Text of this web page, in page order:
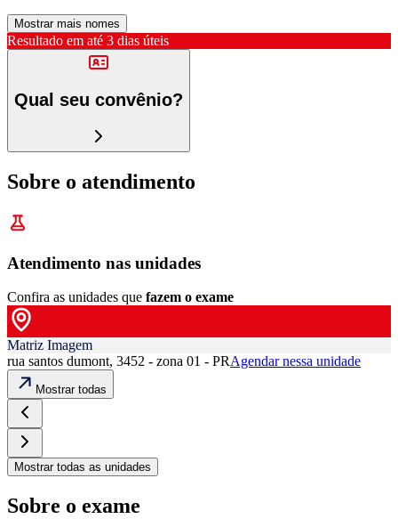
Mostrar mais nomes
Resultado em até 3 dias úteis
Qual seu convênio?
Sobre o atendimento
Atendimento nas unidades
Confira as unidades que fazem o exame
Matriz Imagem
rua santos dumont, 3452 - zona 01 - PRAgendar nessa unidade
Mostrar todas
Mostrar todas as unidades
Sobre o exame